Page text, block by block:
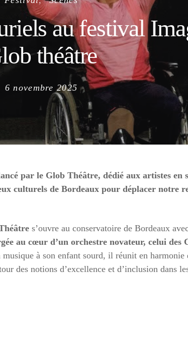
au festival
théâtre
Posted
6 novembre 2025
par le Glob Théâtre, dédié aux artistes en
culturels de Bordeaux pour déplacer notre
s’ouvre au conservatoire de Bordeaux
au cœur d’un orchestre novateur, celui des
à son enfant sourd, il réunit en harmonie
des notions d’excellence et d’inclusion dans